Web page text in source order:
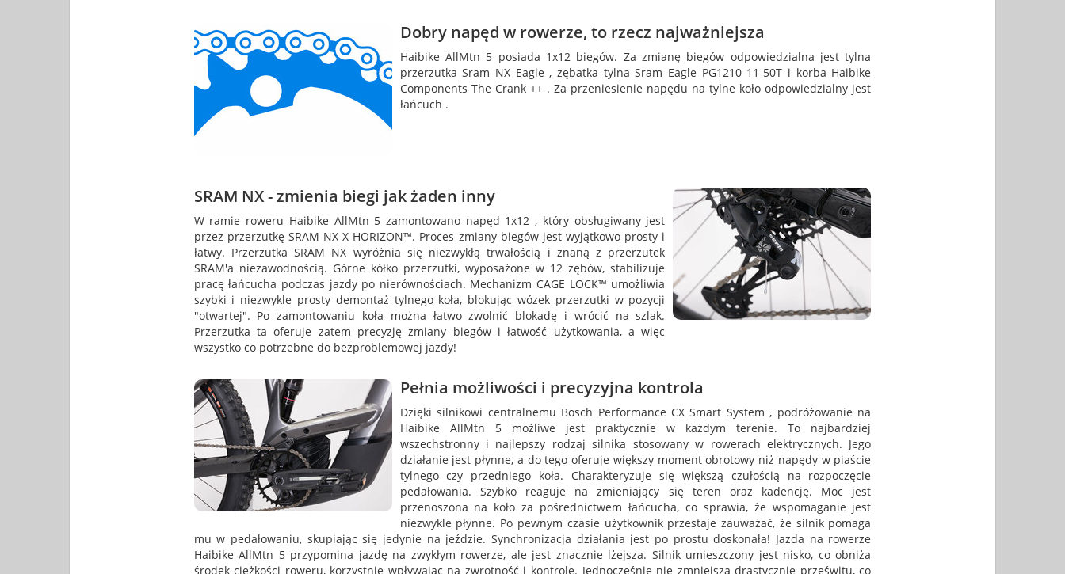
Dobry napęd w rowerze, to rzecz najważniejsza
Haibike AllMtn 5 posiada 1x12 biegów. Za zmianę biegów odpowiedzialna jest tylna
przerzutka Sram NX Eagle , zębatka tylna Sram Eagle PG1210 11-50T i korba Haibike
Components The Crank ++ . Za przeniesienie napędu na tylne koło odpowiedzialny jest
łańcuch .
SRAM NX - zmienia biegi jak żaden inny
W ramie roweru Haibike AllMtn 5 zamontowano napęd 1x12 , który obsługiwany jest
przez przerzutkę SRAM NX X-HORIZON™. Proces zmiany biegów jest wyjątkowo prosty i
łatwy. Przerzutka SRAM NX wyróżnia się niezwykłą trwałością i znaną z przerzutek
SRAM'a niezawodnością. Górne kółko przerzutki, wyposażone w 12 zębów, stabilizuje
pracę łańcucha podczas jazdy po nierównościach. Mechanizm CAGE LOCK™ umożliwia
szybki i niezwykle prosty demontaż tylnego koła, blokując wózek przerzutki w pozycji
"otwartej". Po zamontowaniu koła można łatwo zwolnić blokadę i wrócić na szlak.
Przerzutka ta oferuje zatem precyzję zmiany biegów i łatwość użytkowania, a więc
wszystko co potrzebne do bezproblemowej jazdy!
Pełnia możliwości i precyzyjna kontrola
Dzięki silnikowi centralnemu Bosch Performance CX Smart System , podróżowanie na
Haibike AllMtn 5 możliwe jest praktycznie w każdym terenie. To najbardziej
wszechstronny i najlepszy rodzaj silnika stosowany w rowerach elektrycznych. Jego
działanie jest płynne, a do tego oferuje większy moment obrotowy niż napędy w piaście
tylnego czy przedniego koła. Charakteryzuje się większą czułością na rozpoczęcie
pedałowania. Szybko reaguje na zmieniający się teren oraz kadencję. Moc jest
przenoszona na koło za pośrednictwem łańcucha, co sprawia, że wspomaganie jest
niezwykle płynne. Po pewnym czasie użytkownik przestaje zauważać, że silnik pomaga
mu w pedałowaniu, skupiając się jedynie na jeździe. Synchronizacja działania jest po prostu doskonała! Jazda na rowerze
Haibike AllMtn 5 przypomina jazdę na zwykłym rowerze, ale jest znacznie lżejsza. Silnik umieszczony jest nisko, co obniża
środek ciężkości roweru, korzystnie wpływając na zwrotność i kontrolę. Jednocześnie nie zmniejsza drastycznie prześwitu, co